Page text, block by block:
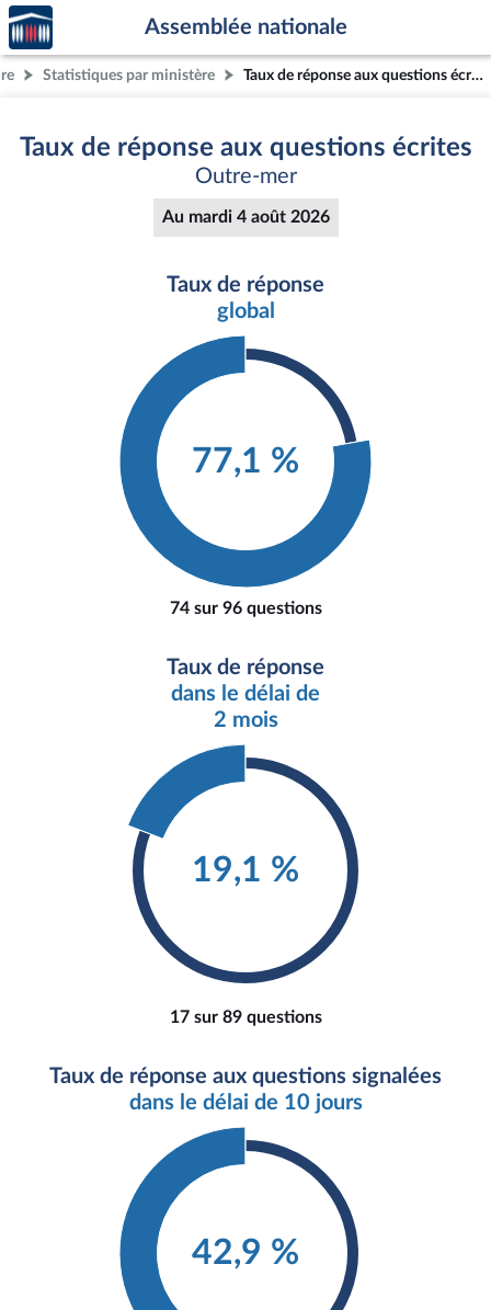
Aller au contenu
Aller en bas de la page
Accèder
à la
page
d'accueil
Assemblée nationale
Statistiques par ministère Taux de réponse aux questions écrites
Taux de réponse aux questions écrites
Outre-mer
Au mardi 4 août 2026
Taux de réponse
global
77,1 %
74 sur 96 questions
Taux de réponse
dans le délai de
2 mois
19,1 %
17 sur 89 questions
Taux de réponse aux questions signalées
dans le délai de 10 jours
42,9 %